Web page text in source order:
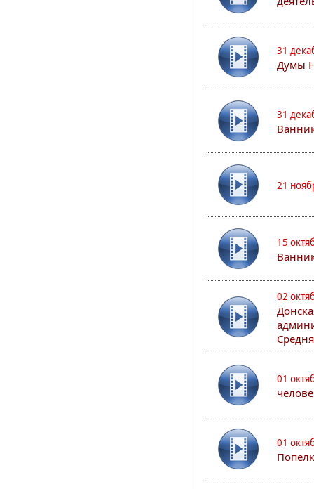
31
Думы
31
21
15
02
01
01